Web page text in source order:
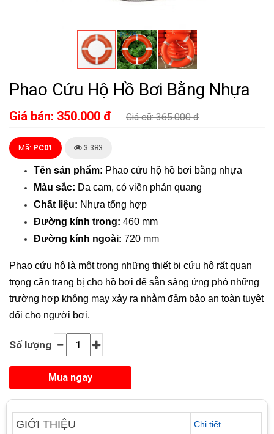
Phao Cứu Hộ Hồ Bơi Bằng Nhựa
Giá bán: 350.000 đ Giá cũ: 365.000 đ
Mã: PC01 3.383
Tên sản phẩm: Phao cứu hộ hồ bơi bằng nhựa
Màu sắc: Da cam, có viền phản quang
Chất liệu: Nhựa tổng hợp
Đường kính trong: 460 mm
Đường kính ngoài: 720 mm
Phao cứu hộ là một trong những thiết bị cứu hộ rất quan
trọng cần trang bị cho hồ bơi để sẵn sàng ứng phó những
trường hợp không may xảy ra nhằm đảm bảo an toàn tuyệt
đối cho người bơi.
Số lượng
GIỚI THIỆU Chi tiết